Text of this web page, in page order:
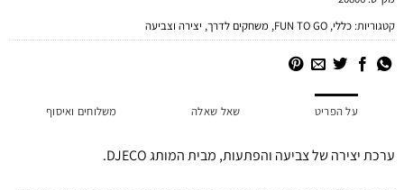
קטגוריות:כללי,
FUN TO GO
,משחקים לדרך,יצירה וצביעה
על הפריט שאל שאלה משלוחים ואיסוף
ערכת יצירה של צביעה והפתעות, מבית המותג DJECO.